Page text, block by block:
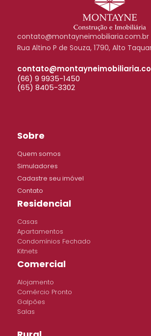
contato@montayneimobiliaria.com.br
Rua Altino P de Souza, 1790, Alto
(66) 9 9935-1450
(65) 8405-3302
Sobre
Quem somos
Simuladores
Cadastre seu imóvel
Contato
Residencial
Casas
Apartamentos
Condomínios Fechado
Kitnets
Comercial
Alojamento
Comércio Pronto
Galpões
Salas